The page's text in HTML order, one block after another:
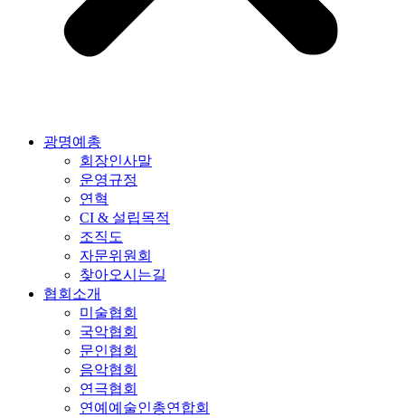
광명예총
회장인사말
운영규정
연혁
CI & 설립목적
조직도
자문위원회
찾아오시는길
협회소개
미술협회
국악협회
문인협회
음악협회
연극협회
연예예술인총연합회